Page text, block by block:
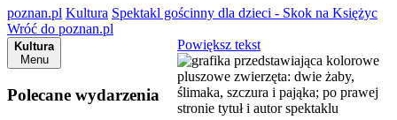
poznan.pl Kultura Spektakl gościnny dla dzieci - Skok na Księżyc
Wróć do poznan.pl
Kultura
Menu
Polecane wydarzenia
Powiększ tekst